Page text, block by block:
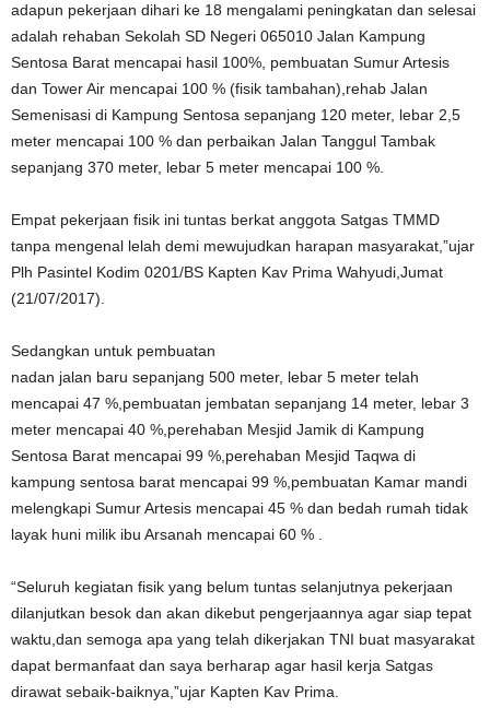
adapun pekerjaan dihari ke 18 mengalami peningkatan dan selesai
adalah rehaban Sekolah SD Negeri 065010 Jalan Kampung
Sentosa Barat mencapai hasil 100%, pembuatan Sumur Artesis
dan Tower Air mencapai 100 % (fisik tambahan),rehab Jalan
Semenisasi di Kampung Sentosa sepanjang 120 meter, lebar 2,5
meter mencapai 100 % dan perbaikan Jalan Tanggul Tambak
sepanjang 370 meter, lebar 5 meter mencapai 100 %.
Empat pekerjaan fisik ini tuntas berkat anggota Satgas TMMD
tanpa mengenal lelah demi mewujudkan harapan masyarakat,”ujar
Plh Pasintel Kodim 0201/BS Kapten Kav Prima Wahyudi,Jumat
(21/07/2017).
Sedangkan untuk pembuatan
nadan jalan baru sepanjang 500 meter, lebar 5 meter telah
mencapai 47 %,pembuatan jembatan sepanjang 14 meter, lebar 3
meter mencapai 40 %,perehaban Mesjid Jamik di Kampung
Sentosa Barat mencapai 99 %,perehaban Mesjid Taqwa di
kampung sentosa barat mencapai 99 %,pembuatan Kamar mandi
melengkapi Sumur Artesis mencapai 45 % dan bedah rumah tidak
layak huni milik ibu Arsanah mencapai 60 % .
“Seluruh kegiatan fisik yang belum tuntas selanjutnya pekerjaan
dilanjutkan besok dan akan dikebut pengerjaannya agar siap tepat
waktu,dan semoga apa yang telah dikerjakan TNI buat masyarakat
dapat bermanfaat dan saya berharap agar hasil kerja Satgas
dirawat sebaik-baiknya,”ujar Kapten Kav Prima.